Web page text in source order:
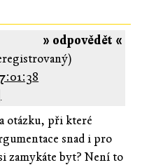
» odpovědět «
otázku, při které
snad i pro
zamykáte byt? Není to